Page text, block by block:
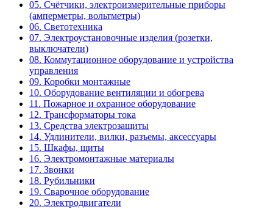
05. Счётчики, электроизмерительные приборы
(амперметры, вольтметры)
06. Светотехника
07. Электроустановочные изделия (розетки,
выключатели)
08. Коммутационное оборудование и устройства
управления
09. Коробки монтажные
10. Оборудование вентиляции и обогрева
11. Пожарное и охранное оборудование
12. Трансформаторы тока
13. Средства электрозащиты
14. Удлинители, вилки, разъемы, аксессуары
15. Шкафы, щиты
16. Электромонтажные материалы
17. Звонки
18. Рубильники
19. Сварочное оборудование
20. Электродвигатели